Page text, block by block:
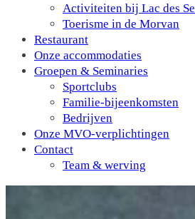
Activiteiten bij Lac des
Toerisme in de Morvan
Restaurant
Onze accommodaties
Groepen & Seminaries
Sportclubs
Familie-bijeenkomsten
Bedrijven
Onze MVO-verplichtingen
Contact
Team & werving